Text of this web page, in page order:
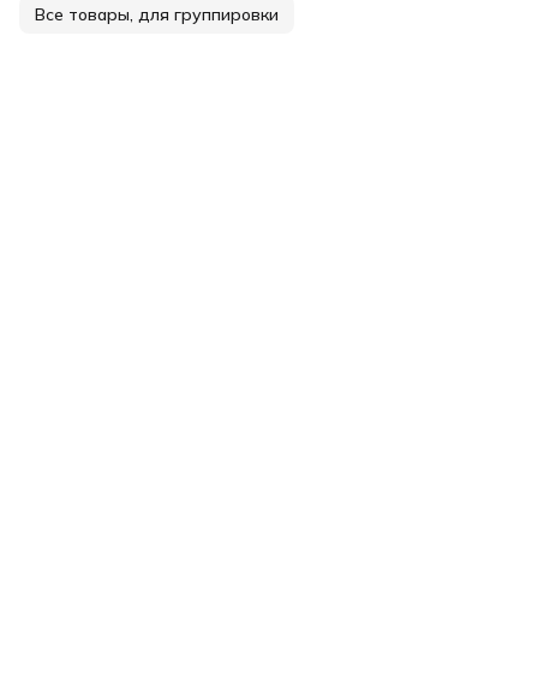
Все товары, для группировки